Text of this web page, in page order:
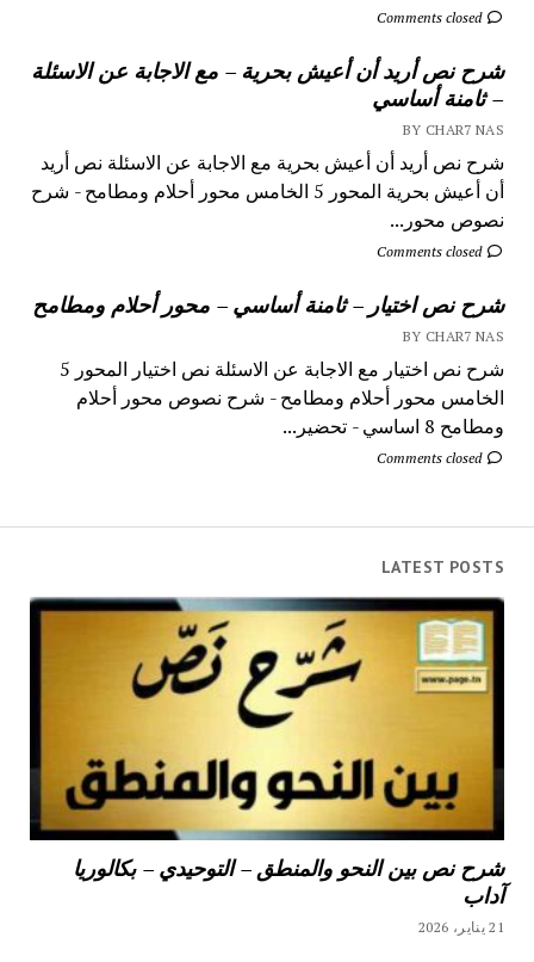
Comments closed
شرح نص أريد أن أعيش بحرية – مع الاجابة عن الاسئلة
– ثامنة أساسي
BY CHAR7 NAS
شرح نص أريد أن أعيش بحرية مع الاجابة عن الاسئلة نص أريد
أن أعيش بحرية المحور 5 الخامس محور أحلام ومطامح - شرح
نصوص محور...
Comments closed
شرح نص اختيار – ثامنة أساسي – محور أحلام ومطامح
BY CHAR7 NAS
شرح نص اختيار مع الاجابة عن الاسئلة نص اختيار المحور 5
الخامس محور أحلام ومطامح - شرح نصوص محور أحلام
ومطامح 8 اساسي - تحضير...
Comments closed
LATEST POSTS
شرح نص بين النحو والمنطق – التوحيدي – بكالوريا
آداب
21 يناير، 2026